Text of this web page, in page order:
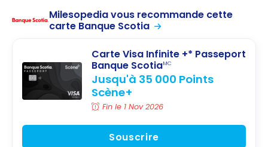
Milesopedia vous recommande cette
carte Banque Scotia
Carte Visa Infinite +* Passeport
Banque ScotiaMC
Jusqu'à 35 000 Points
Scène+
Fin le 1 Nov 2026
Souscrire